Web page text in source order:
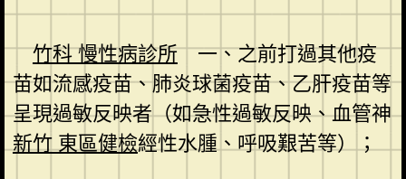
竹科 慢性病診所一、之前打過其他疫
苗如流感疫苗、肺炎球菌疫苗、乙肝疫苗等
呈現過敏反映者（如急性過敏反映、血管神
新竹 東區健檢經性水腫、呼吸艱苦等）；